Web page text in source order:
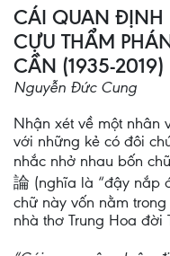
CÁI QUAN ĐỊNH
CỰU THẨM
CẦN (1935-2019)
Nguyễn Đức Cung
Nhận xét về một nhân
với những kẻ có đôi
nhắc nhở nhau bốn
論 (nghĩa là “đậy nắp
chữ này vốn nằm
nhà thơ Trung Hoa đời